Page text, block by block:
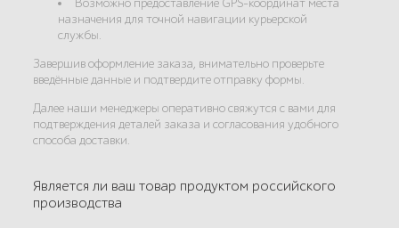
Возможно предоставление GPS-координат места
назначения для точной навигации курьерской
службы.
Завершив оформление заказа, внимательно проверьте
введённые данные и подтвердите отправку формы.
Далее наши менеджеры оперативно свяжутся с вами для
подтверждения деталей заказа и согласования удобного
способа доставки.
Является ли ваш товар продуктом российского
производства